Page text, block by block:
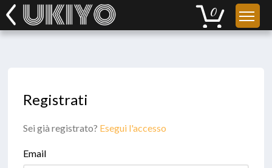
Registrati
Sei già registrato? Esegui l'accesso
Email